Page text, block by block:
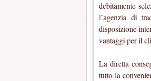
debitamente
l’agenzia di
disposizione
vantaggi per il
La diretta
tutto la